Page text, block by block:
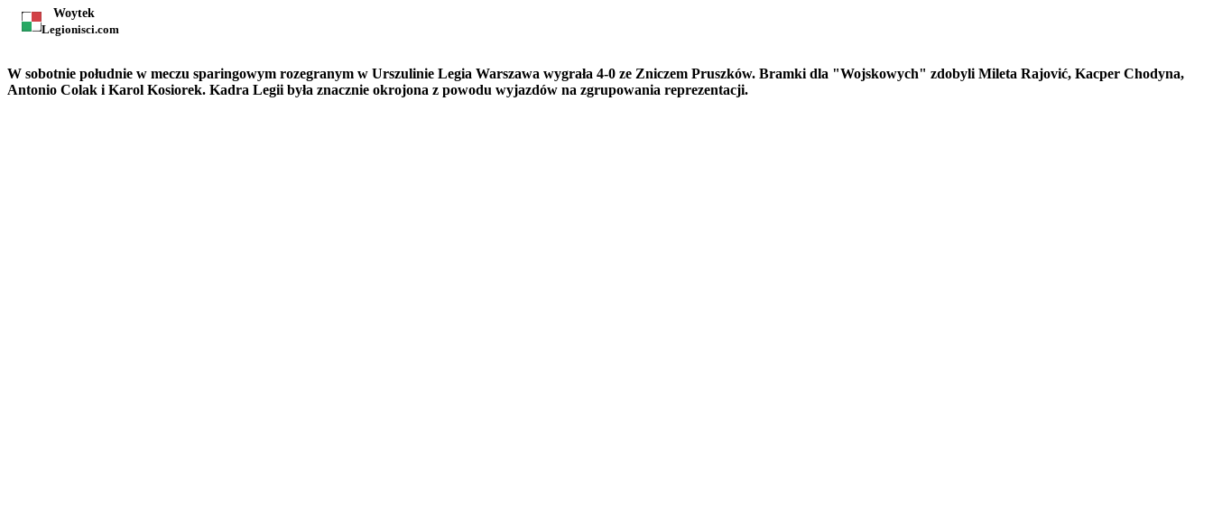
Woytek
Legionisci.com
W sobotnie południe w meczu sparingowym rozegranym w Urszulinie Legia Warszawa wygrała 4-0 ze Zniczem Pruszków. Bramki dla "Wojskowych" zdobyli Mileta Rajović, Kacper Chodyna,
Antonio Colak i Karol Kosiorek. Kadra Legii była znacznie okrojona z powodu wyjazdów na zgrupowania reprezentacji.